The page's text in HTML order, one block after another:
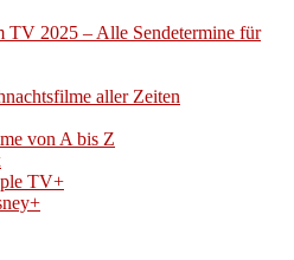
TV 2025 – Alle Sendetermine für
aller Zeiten
von A bis Z
TV+